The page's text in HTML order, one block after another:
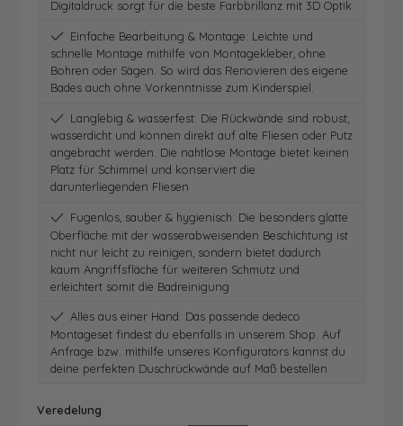
Digitaldruck sorgt für die beste Farbbrillanz mit 3D Optik
Einfache Bearbeitung & Montage: Leichte und
schnelle Montage mithilfe von Montagekleber, ohne
Bohren oder Sägen. So wird das Renovieren des eigene
Bades auch ohne Vorkenntnisse zum Kinderspiel.
Langlebig & wasserfest: Die Rückwände sind robust,
wasserdicht und können direkt auf alte Fliesen oder Putz
angebracht werden. Die nahtlose Montage bietet keinen
Platz für Schimmel und konserviert die
darunterliegenden Fliesen
Fugenlos, sauber & hygienisch: Die besonders glatte
Oberfläche mit der wasserabweisenden Beschichtung ist
nicht nur leicht zu reinigen, sondern bietet dadurch
kaum Angriffsfläche für weiteren Schmutz und
erleichtert somit die Badreinigung
Alles aus einer Hand: Das passende dedeco
Montageset findest du ebenfalls in unserem Shop. Auf
Anfrage bzw. mithilfe unseres Konfigurators kannst du
deine perfekten Duschrückwände auf Maß bestellen
Veredelung